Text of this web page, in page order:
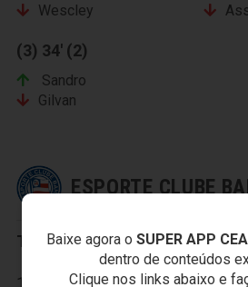
Baixe agora o SUPER APP
dentro de conteúdos
Clique nos links abaixo e
Wescley
(3) 34' (2)
Sandro
Gilvan
ESPORTE CLUBE
Titulares: